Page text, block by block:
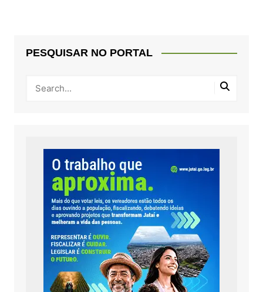
PESQUISAR NO PORTAL